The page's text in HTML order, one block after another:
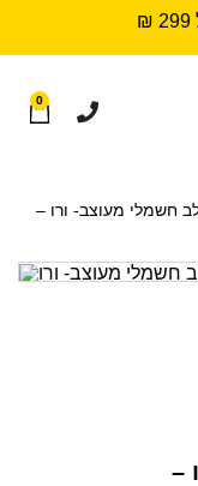
0
חשמלי מעוצב- ורו –
–